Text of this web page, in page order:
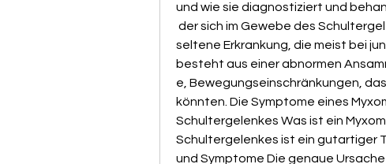
und wie sie diagnostiziert und
seltene Erkrankung, die meist bei
besteht aus einer abnormen
e, Bewegungseinschränkungen,
könnten. Die Symptome eines
Schultergelenkes Was ist ein
Schultergelenkes ist ein gutartiger
und Symptome Die genaue